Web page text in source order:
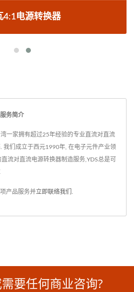
4:1电源转换器
务简介
一家拥有超过25年经验的专业直流对直流
我们成立于西元1990年, 在电子元件产业领
流对直流电源转换器制造服务,YDS总是可
产品服务并立即联络我们
要任何商业咨询?